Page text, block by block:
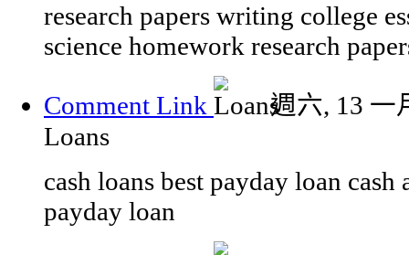
research papers writing college
science homework research
Comment Link
週六, 13 一
Loans
cash loans best payday loan cash
payday loan